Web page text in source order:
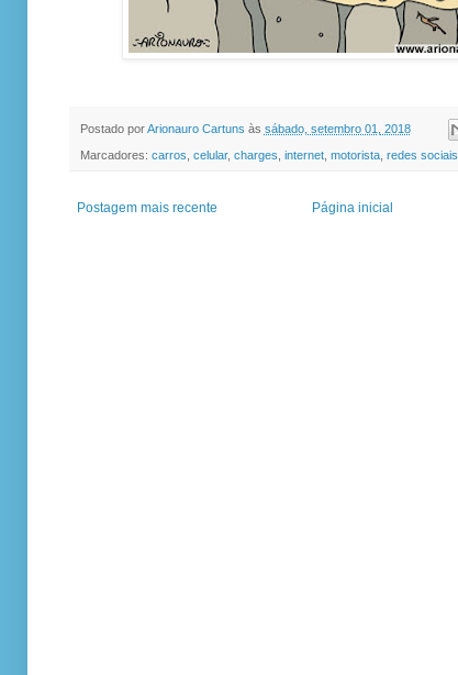
Postado porArionauro Cartuns às sábado, setembro 01, 2018
Marcadores: carros celular, charges internet, motorista, redes sociais
Postagem mais recente Página inicial